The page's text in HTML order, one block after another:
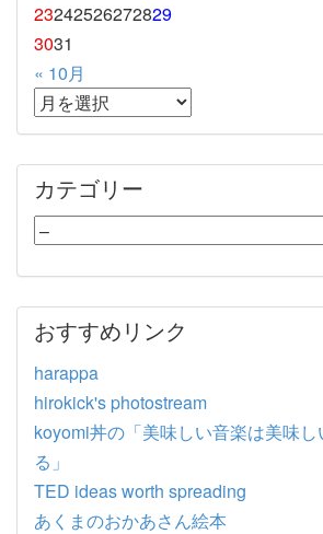
23242526272829
3031
« 10月
カテゴリー
おすすめリンク
harappa
hirokick's photostream
koyomi丼の「美味しい音楽は美味
る」
TED ideas worth spreading
あくまのおかあさん絵本